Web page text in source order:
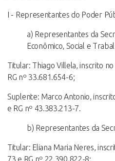
I - Representantes do Poder
a) Representantes da
Econômico, Social e
Titular: Thiago Villela, inscrito
RG nº 33.681.654-6;
Suplente: Marco Antonio,
e RG nº 43.383.213-7.
b) Representantes da
Titular: Eliana Maria Neres,
73 e RG nº 22.390.822-8;